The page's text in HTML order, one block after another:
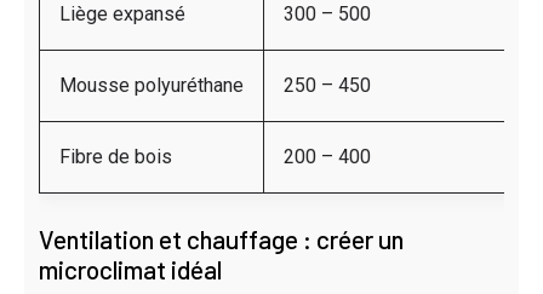
Liège expansé 300 – 500
Mousse polyuréthane 250 – 450
Fibre de bois 200 – 400
Ventilation et chauffage : créer un
microclimat idéal